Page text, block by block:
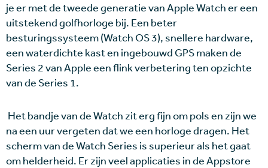
je er met de tweede generatie van Apple Watch er een
uitstekend golfhorloge bij. Een beter
besturingssysteem (Watch OS 3), snellere hardware,
een waterdichte kast en ingebouwd GPS maken de
Series 2 van Apple een flink verbetering ten opzichte
van de Series 1.
Het bandje van de Watch zit erg fijn om pols en zijn we
na een uur vergeten dat we een horloge dragen. Het
scherm van de Watch Series is superieur als het gaat
om helderheid. Er zijn veel applicaties in de Appstore